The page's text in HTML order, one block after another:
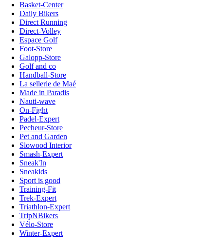
Basket-Center
Daily Bikers
Direct Running
Direct-Volley
Espace Golf
Foot-Store
Galopp-Store
Golf and co
Handball-Store
La sellerie de Maé
Made in Paradis
Nauti-wave
On-Fight
Padel-Expert
Pecheur-Store
Pet and Garden
Slowood Interior
Smash-Expert
Sneak'In
Sneakids
Sport is good
Training-Fit
Trek-Expert
Triathlon-Expert
TripNBikers
Vélo-Store
Winter-Expert